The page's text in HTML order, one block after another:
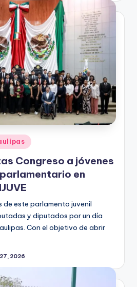
Congreso a jóvenes
en
este parlamento juvenil
y diputados por un día
Con el objetivo de abrir
2026